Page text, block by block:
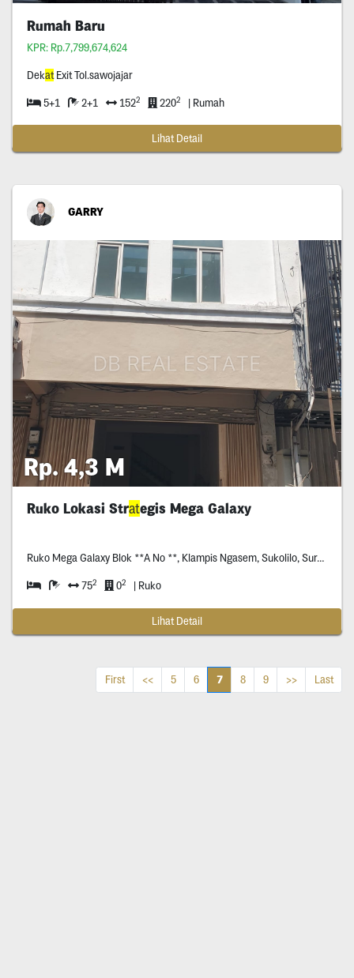
Rumah Baru
KPR: Rp.7,799,674,624
DekatExit Tol.sawojajar
5+1 2+1 1522 2202 | Rumah
Lihat Detail
GARRY
Rp. 4,3 M
Ruko Lokasi Strategis Mega Galaxy
Ruko Mega Galaxy Blok **A No **, Klampis Ngasem, Sukolilo, Surabaya
752 02 | Ruko
Lihat Detail
First << 5 6 7 8 9 >> Last